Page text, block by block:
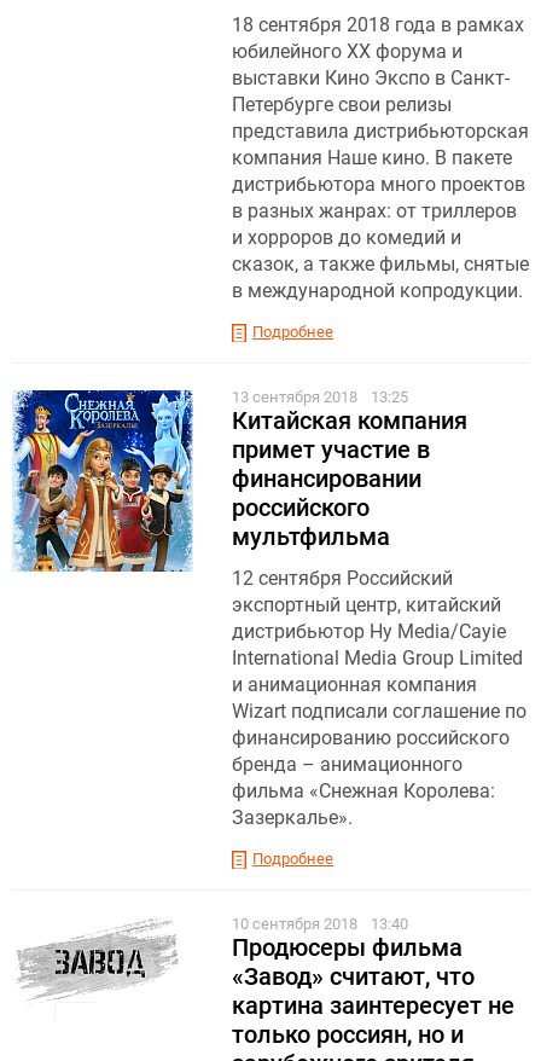
18 сентября 2018 года в рамках
юбилейного XX форума и
выставки Кино Экспо в Санкт-
Петербурге свои релизы
представила дистрибьюторская
компания Наше кино. В пакете
дистрибьютора много проектов
в разных жанрах: от триллеров
и хорроров до комедий и
сказок, а также фильмы, снятые
в международной копродукции.
Подробнее
13 сентября 2018 13:25
Китайская компания
примет участие в
финансировании
российского
мультфильма
12 сентября Российский
экспортный центр, китайский
дистрибьютор Hy Media/Cayie
International Media Group Limited
и анимационная компания
Wizart подписали соглашение по
финансированию российского
бренда – анимационного
фильма «Снежная Королева:
Зазеркалье».
Подробнее
10 сентября 2018 13:40
Продюсеры фильма
«Завод» считают, что
картина заинтересует не
только россиян, но и